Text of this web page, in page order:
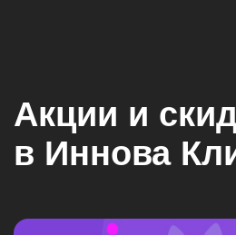
Акции и
в Иннова